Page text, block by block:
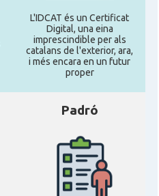
L'IDCAT és un Certificat
Digital, una eina
imprescindible per als
catalans de l'exterior, ara,
i més encara en un futur
proper
Padró